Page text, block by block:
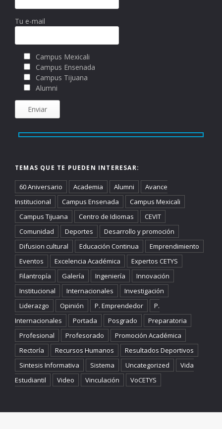
Tu e-mail
Campus Mexicali
Campus Ensenada
Campus Tijuana
Alumni
TEMAS QUE TE PUEDEN INTERESAR:
60 Aniversario Academia Alumni
Avance
Institucional
Campus Ensenada
Campus Mexicali
Campus Tijuana
Centro de Idiomas
CEVIT
Comunidad
Deportes
Desarrollo y promoción
Difusion cultural
Educación Continua
Emprendimiento
Eventos
Excelencia Académica
Expertos CETYS
Filantropía
Galería Ingeniería
Innovación
Institucional
Internacionales
Investigación
Liderazgo
Opinión P. Emprendedor
P.
Internacionales
Portada Posgrado
Preparatoria
Profesional
Profesorado
Promoción Académica
Rectoría
Recursos Humanos
Resultados Deportivos
Sintesis Informativa
Sistema Uncategorized
Vida
Estudiantil
Video Vinculación VoCETYS